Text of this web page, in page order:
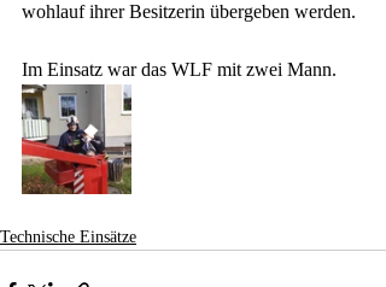
wohlauf ihrer Besitzerin übergeben werden.
Im Einsatz war das WLF mit zwei Mann.
Technische Einsätze